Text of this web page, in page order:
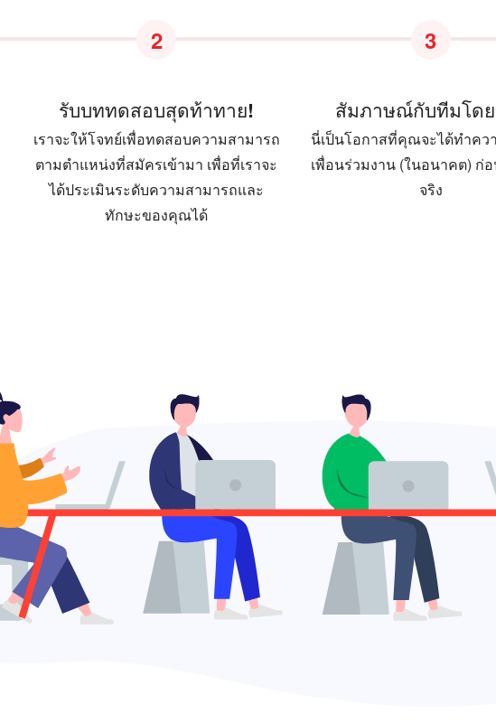
2
รับบททดสอบสุดท้าทาย!
เราจะให้โจทย์เพื่อทดสอบความสามารถ
ตามตำแหน่งที่สมัครเข้ามา เพื่อที่เราจะ
ได้ประเมินระดับความสามารถและ
ทักษะของคุณได้
3
สัมภาษณ์กับทีมโด
นี่เป็นโอกาสที่คุณจะได้ทำคว
เพื่อนร่วมงาน (ในอนาคต) ก่
จริง